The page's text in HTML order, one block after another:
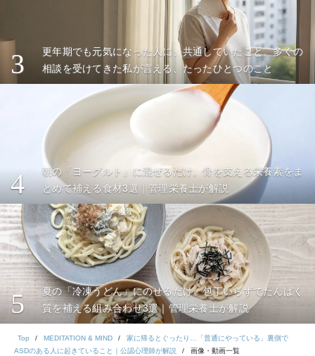
3
更年期でも元気になった人に、共通していたこと。多くの
相談を受けてきた私が言える、たったひとつのこと
4
朝の「ヨーグルト」に混ぜるだけ。骨を支える栄養素をま
とめて補える食材3選｜管理栄養士が解説
5
夏の「冷凍うどん」にのせるだけ。包丁いらずでたんぱく
質を補える組み合わせ3選｜管理栄養士が解説
Top MEDITATION & MIND
家に帰るとぐったり…「普通にやっている」裏側で
ASDのある人に起きていること｜公認心理師が解説
画像・動画一覧